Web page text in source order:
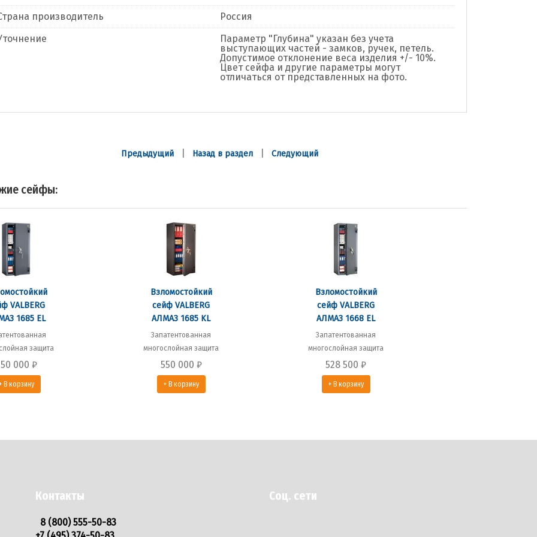
производитель
Россия
Параметр "Глубина" указан без учета
выступающих частей - замков, ручек, петель.
Допустимое отклонение веса изделия +/- 10%.
Цвет сейфа и другие параметры могут
отличаться от представленных на фото.
Предыдущий Назад в раздел Следующий
сейфы:
VALBERG
1685 EL
защита
000 ₽
В корзину
Взломостойкий
сейф VALBERG
АЛМАЗ 1685 KL
Запатентованная
многослойная защита
550 000 ₽
+ В корзину
Взломостойкий
сейф VALBERG
АЛМАЗ 1668 EL
Запатентованная
многослойная защита
528 500 ₽
+ В корзину
Контакты
8 (800) 555-50-83
Соц. сети